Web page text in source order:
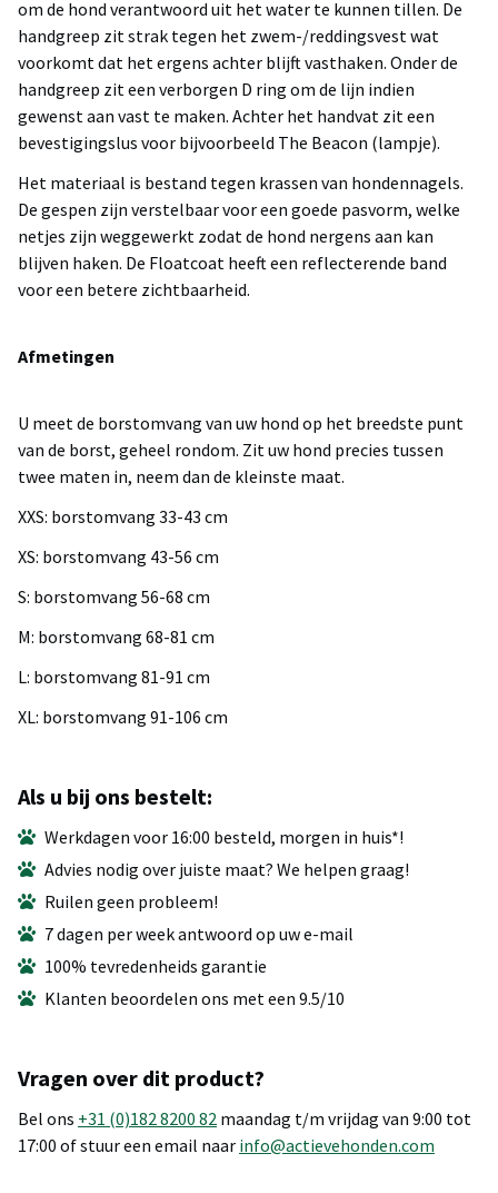
om de hond verantwoord uit het water te kunnen tillen. De
handgreep zit strak tegen het zwem-/reddingsvest wat
voorkomt dat het ergens achter blijft vasthaken. Onder de
handgreep zit een verborgen D ring om de lijn indien
gewenst aan vast te maken. Achter het handvat zit een
bevestigingslus voor bijvoorbeeld The Beacon (lampje).
Het materiaal is bestand tegen krassen van hondennagels.
De gespen zijn verstelbaar voor een goede pasvorm, welke
netjes zijn weggewerkt zodat de hond nergens aan kan
blijven haken. De Floatcoat heeft een reflecterende band
voor een betere zichtbaarheid.
Afmetingen
U meet de borstomvang van uw hond op het breedste punt
van de borst, geheel rondom. Zit uw hond precies tussen
twee maten in, neem dan de kleinste maat.
XXS: borstomvang 33-43 cm
XS: borstomvang 43-56 cm
S: borstomvang 56-68 cm
M: borstomvang 68-81 cm
L: borstomvang 81-91 cm
XL: borstomvang 91-106 cm
Als u bij ons bestelt:
Werkdagen voor 16:00 besteld, morgen in huis*!
Advies nodig over juiste maat? We helpen graag!
Ruilen geen probleem!
7 dagen per week antwoord op uw e-mail
100% tevredenheids garantie
Klanten beoordelen ons met een 9.5/10
Vragen over dit product?
Bel ons +31 (0)182 8200 82 maandag t/m vrijdag van 9:00 tot
17:00 of stuur een email naar info@actievehonden.com